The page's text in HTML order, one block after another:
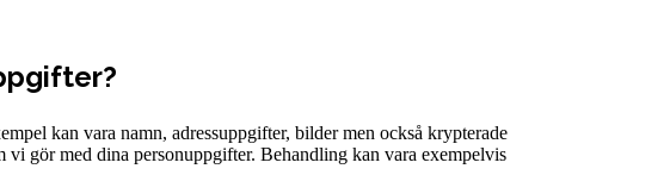
kan vara namn, adressuppgifter, bilder men också krypterade
gör med dina personuppgifter. Behandling kan vara exempelvis